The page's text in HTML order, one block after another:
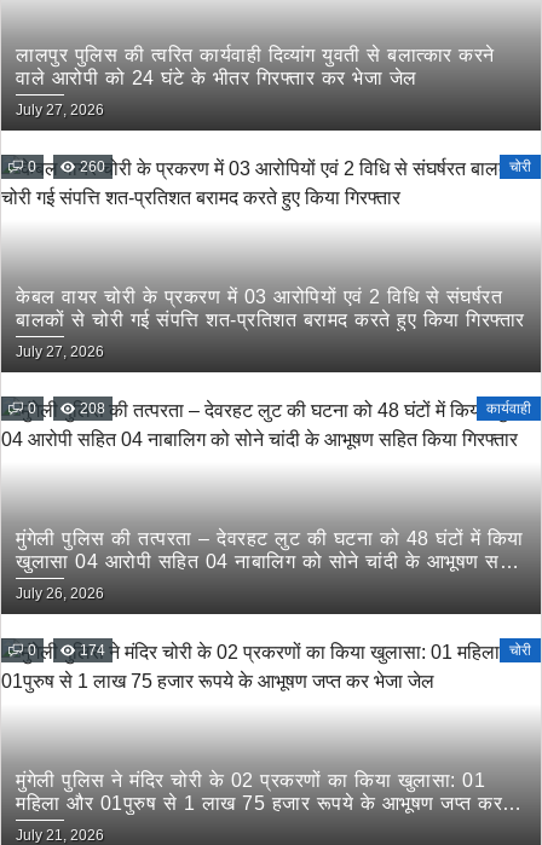
लालपुर पुलिस की त्वरित कार्यवाही दिव्यांग युवती से बलात्कार करने
वाले आरोपी को 24 घंटे के भीतर गिरफ्तार कर भेजा जेल
July 27, 2026
0 260 चोरी
केबल वायर चोरी के प्रकरण में 03 आरोपियों एवं 2 विधि से संघर्षरत
बालकों से चोरी गई संपत्ति शत-प्रतिशत बरामद करते हुए किया गिरफ्तार
July 27, 2026
0 208 कार्यवाही
मुंगेली पुलिस की तत्परता – देवरहट लुट की घटना को 48 घंटों में किया
खुलासा 04 आरोपी सहित 04 नाबालिग को सोने चांदी के आभूषण सहित
किया गिरफ्तार
July 26, 2026
0 174 चोरी
मुंगेली पुलिस ने मंदिर चोरी के 02 प्रकरणों का किया खुलासा: 01
महिला और 01पुरुष से 1 लाख 75 हजार रूपये के आभूषण जप्त कर
भेजा जेल
July 21, 2026